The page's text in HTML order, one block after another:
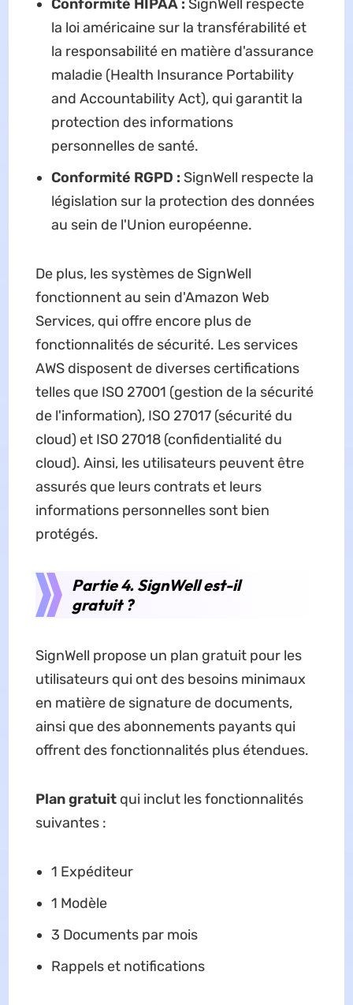
Conformité HIPAA : SignWell respecte
la loi américaine sur la transférabilité et
la responsabilité en matière d'assurance
maladie (Health Insurance Portability
and Accountability Act), qui garantit la
protection des informations
personnelles de santé.
Conformité RGPD : SignWell respecte la
législation sur la protection des données
au sein de l'Union européenne.
De plus, les systèmes de SignWell
fonctionnent au sein d'Amazon Web
Services, qui offre encore plus de
fonctionnalités de sécurité. Les services
AWS disposent de diverses certifications
telles que ISO 27001 (gestion de la sécurité
de l'information), ISO 27017 (sécurité du
cloud) et ISO 27018 (confidentialité du
cloud). Ainsi, les utilisateurs peuvent être
assurés que leurs contrats et leurs
informations personnelles sont bien
protégés.
Partie 4. SignWell est-il
gratuit ?
SignWell propose un plan gratuit pour les
utilisateurs qui ont des besoins minimaux
en matière de signature de documents,
ainsi que des abonnements payants qui
offrent des fonctionnalités plus étendues.
Plan gratuit qui inclut les fonctionnalités
suivantes :
1 Expéditeur
1 Modèle
3 Documents par mois
Rappels et notifications